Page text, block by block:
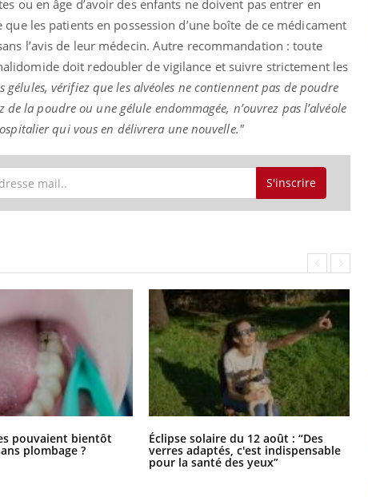
ou en âge d’avoir des enfants ne doivent pas entrer en
les patients en possession d’une boîte de ce médicament
l’avis de leur médecin. Autre recommandation : toute
doit redoubler de vigilance et suivre strictement les
gélules, vérifiez que les alvéoles ne contiennent pas de poudre
la poudre ou une gélule endommagée, n’ouvrez pas l’alvéole
qui vous en délivrera une nouvelle."
S'inscrire
pouvaient bientôt
plombage ?
Éclipse solaire du 12 août : “Des
verres adaptés, c'est indispensable
pour la santé des yeux”
pour
mental ou
symptômes de la
Youtube
Insuline & Charge mentale : et si on
osait en parler??Youtube
En 2026, l'insuline dans le diabète de type 2
reste entourée d'idées reçues chez les